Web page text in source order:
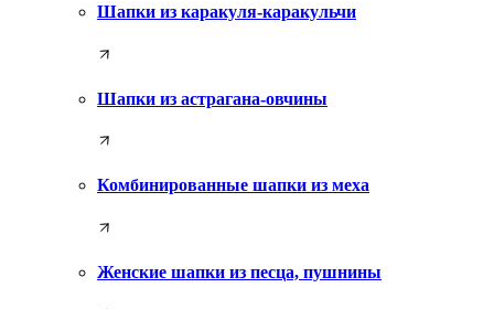
Шапки из каракуля-каракульчи
Шапки из астрагана-овчины
Комбинированные шапки из меха
Женские шапки из песца, пушнины